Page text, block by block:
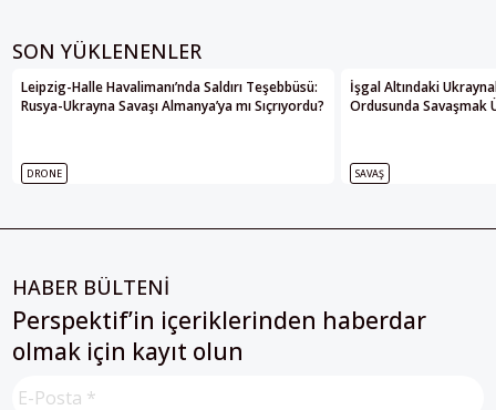
SON YÜKLENENLER
Leipzig-Halle Havalimanı’nda Saldırı Teşebbüsü:
Rusya-Ukrayna Savaşı Almanya’ya mı Sıçrıyordu?
DRONE
İşgal Altındaki
Ordusunda Savaşmak
SAVAŞ
HABER BÜLTENİ
Perspektif’in içeriklerinden haberdar
olmak için kayıt olun